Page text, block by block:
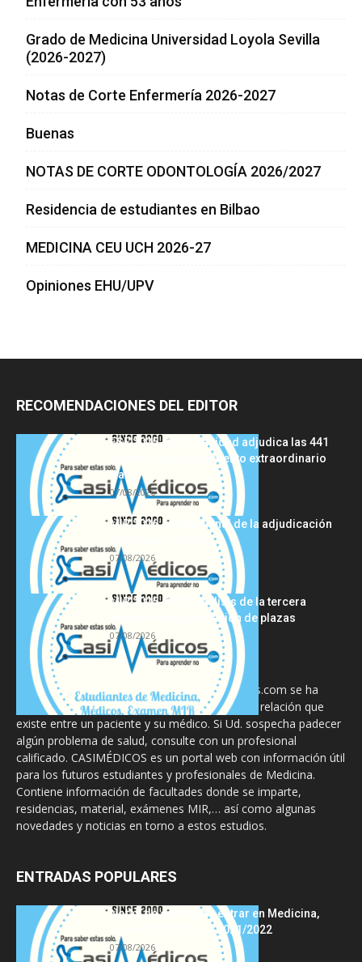
Grado de Medicina Universidad Loyola Sevilla
(2026-2027)
Notas de Corte Enfermería 2026-2027
Buenas
NOTAS DE CORTE ODONTOLOGÍA 2026/2027
Residencia de estudiantes en Bilbao
MEDICINA CEU UCH 2026-27
Opiniones EHU/UPV
RECOMENDACIONES DEL EDITOR
FSE 2025-2026: Sanidad adjudica las 441
plazas del procedimiento extraordinario
tras...
07/08/2026
MIR 2026: análisis final de la adjudicación
de plazas y claves...
07/08/2026
MIR 2025-2026: análisis de la tercera
semana de adjudicación de plazas
07/08/2026
La información proporcionada en CasiMedicos.com se ha
diseñado para complementar, no substituir, la relación que
existe entre un paciente y su médico. Si Ud. sospecha padecer
algún problema de salud, consulte con un profesional
calificado. CASIMÉDICOS es un portal web con información útil
para los futuros estudiantes y profesionales de Medicina.
Contiene información de facultades donde se imparte,
residencias, material, exámenes MIR,… así como algunas
novedades y noticias en torno a estos estudios.
ENTRADAS POPULARES
Notas de corte para entrar en Medicina,
curso 2022/2023 vs 2021/2022
07/08/2026